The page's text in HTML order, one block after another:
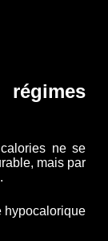
ne se
mais par